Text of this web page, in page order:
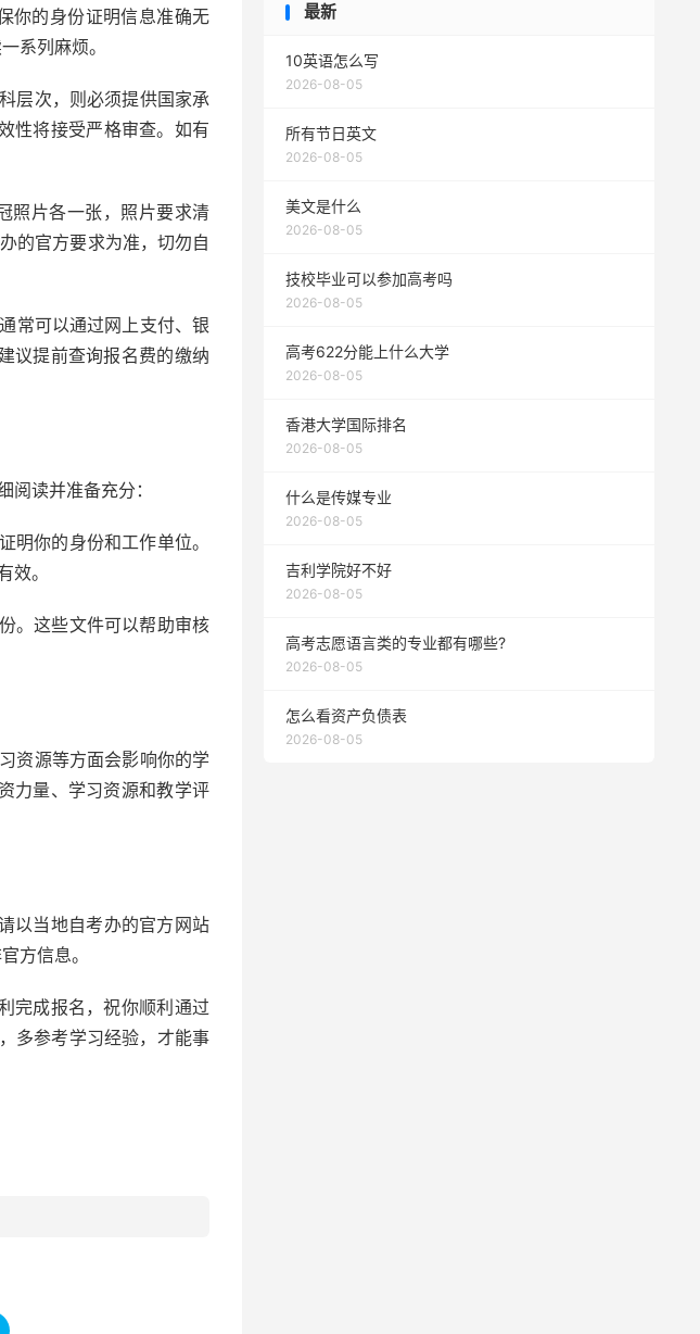
你的身份证明信息准确无
系列麻烦。
层次，则必须提供国家承
性将接受严格审查。如有
照片各一张，照片要求清
的官方要求为准，切勿自
常可以通过网上支付、银
议提前查询报名费的缴纳
读并准备充分：
明你的身份和工作单位。
。
。这些文件可以帮助审核
资源等方面会影响你的学
力量、学习资源和教学评
以当地自考办的官方网站
方信息。
完成报名，祝你顺利通过
多参考学习经验，才能事
最新
10英语怎么写
2026-08-05
所有节日英文
2026-08-05
美文是什么
2026-08-05
技校毕业可以参加高考吗
2026-08-05
高考622分能上什么大学
2026-08-05
香港大学国际排名
2026-08-05
什么是传媒专业
2026-08-05
吉利学院好不好
2026-08-05
高考志愿语言类的专业都有哪些?
2026-08-05
怎么看资产负债表
2026-08-05